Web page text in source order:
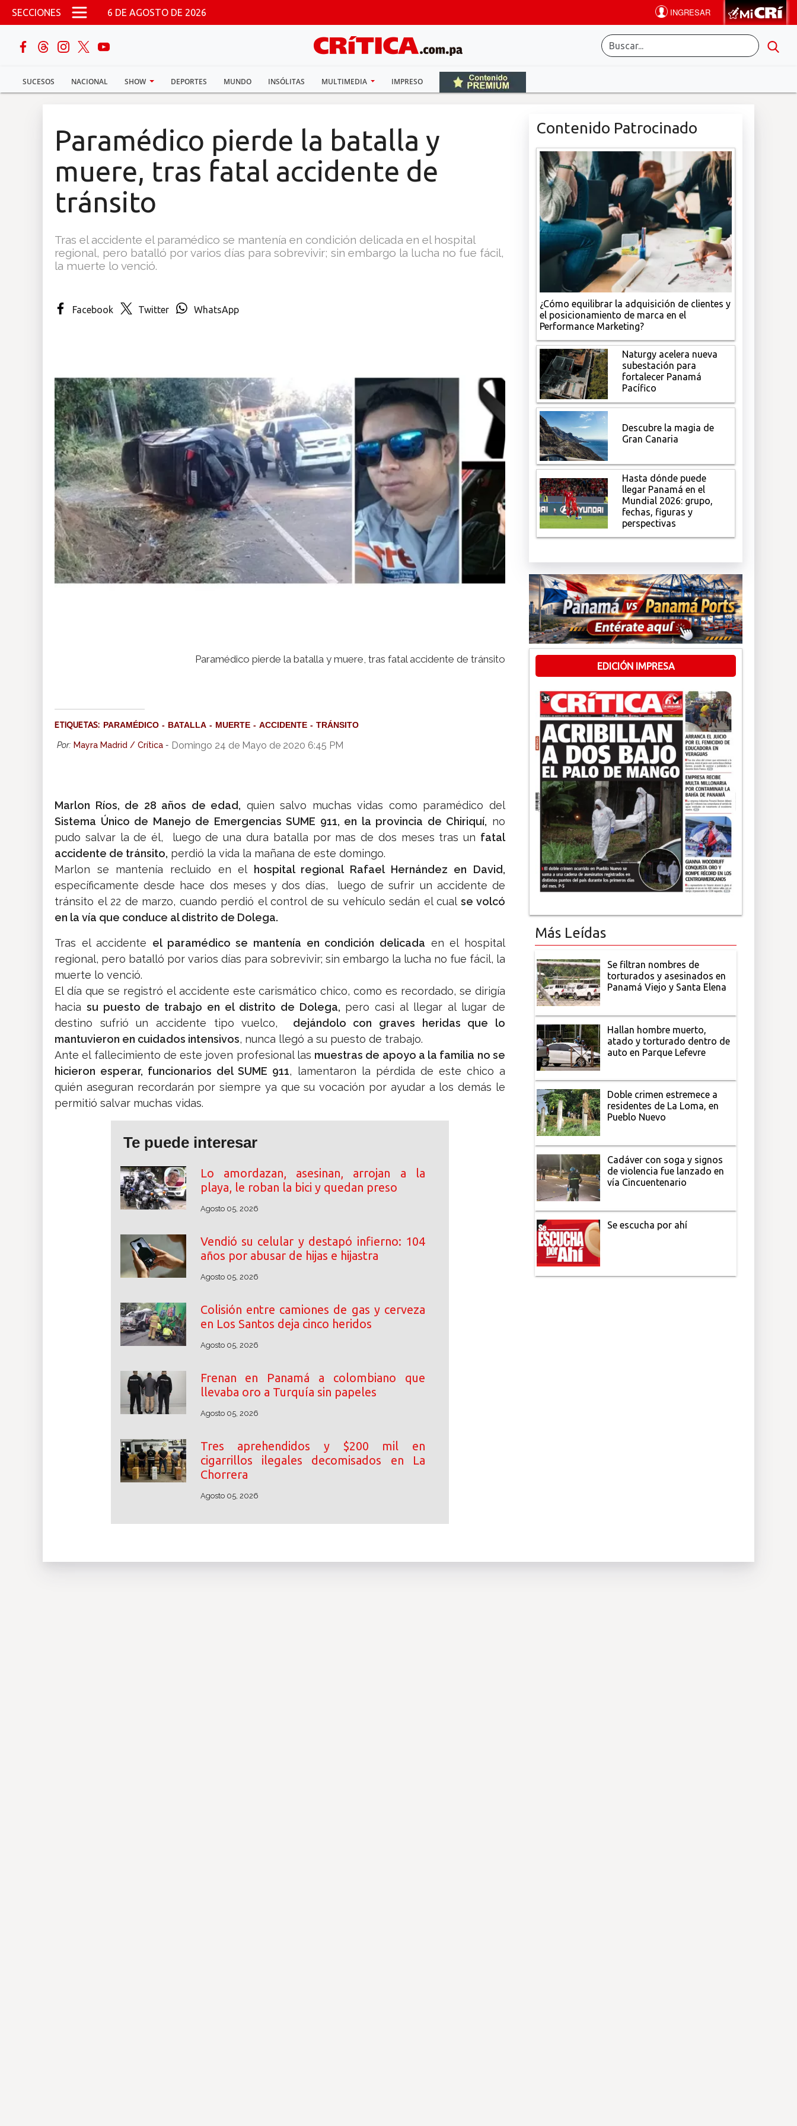
Pasar al contenido principal
SECCIONES 6 DE AGOSTO DE 2026
SUCESOS NACIONAL SHOW DEPORTES MUNDO INSÓLITAS MULTIMEDIA IMPRESO
buscar
Sucesos
Paramédico pierde la batalla y
muere, tras fatal accidente de
tránsito
Tras el accidente el paramédico se mantenía en condición delicada en el hospital
regional, pero batalló por varios días para sobrevivir; sin embargo la lucha no fue fácil,
la muerte lo venció.
Facebook Twitter WhatsApp
Paramédico pierde la batalla y muere, tras fatal accidente de tránsito
ETIQUETAS: PARAMÉDICO BATALLA MUERTE ACCIDENTE TRÁNSITO
Por: Mayra Madrid / Crítica - Domingo 24 de Mayo de 2020 6:45 PM
Marlon Ríos, de 28 años de edad, quien salvo muchas vidas como paramédico del
Sistema Único de Manejo de Emergencias SUME 911, en la provincia de Chiriquí, no
pudo salvar la de él, luego de una dura batalla por mas de dos meses tras un fatal
accidente de tránsito, perdió la vida la mañana de este domingo.
Marlon se mantenía recluido en elhospital regional Rafael Hernández en David,
específicamente desde hace dos meses y dos días, luego de sufrir un accidente de
tránsito el 22 de marzo, cuando perdió el control de su vehículo sedán el cual se volcó
en la vía que conduce al distrito de Dolega.
Tras el accidente el paramédico se mantenía en condición delicada en el hospital
regional, pero batalló por varios días para sobrevivir; sin embargo la lucha no fue fácil, la
muerte lo venció.
El día que se registró el accidente este carismático chico, como es recordado, se dirigía
hacia su puesto de trabajo en el distrito de Dolega, pero casi al llegar al lugar de
destino sufrió un accidente tipo vuelco, dejándolo con graves heridas que lo
mantuvieron en cuidados intensivos, nunca llegó a su puesto de trabajo.
Ante el fallecimiento de este joven profesional las muestras de apoyo a la familia no se
hicieron esperar, funcionarios del SUME 911, lamentaron la pérdida de este chico a
quién aseguran recordarán por siempre ya que su vocación por ayudar a los demás le
permitió salvar muchas vidas.
Te puede interesar
Lo amordazan, asesinan, arrojan a la
playa, le roban la bici y quedan preso
Agosto 05, 2026
Vendió su celular y destapó infierno: 104
años por abusar de hijas e hijastra
Agosto 05, 2026
Colisión entre camiones de gas y cerveza
en Los Santos deja cinco heridos
Agosto 05, 2026
Frenan en Panamá a colombiano que
llevaba oro a Turquía sin papeles
Agosto 05, 2026
Tres aprehendidos y $200 mil en
cigarrillos ilegales decomisados en La
Chorrera
Agosto 05, 2026
Contenido Patrocinado
¿Cómo equilibrar la adquisición de clientes y
el posicionamiento de marca en el
Performance Marketing?
Naturgy acelera nueva
subestación para
fortalecer Panamá
Pacífico
Descubre la magia de
Gran Canaria
Hasta dónde puede
llegar Panamá en el
Mundial 2026: grupo,
fechas, figuras y
perspectivas
EDICIÓN IMPRESA
Más Leídas
Se filtran nombres de
torturados y asesinados en
Panamá Viejo y Santa Elena
Hallan hombre muerto,
atado y torturado dentro de
auto en Parque Lefevre
Doble crimen estremece a
residentes de La Loma, en
Pueblo Nuevo
Cadáver con soga y signos
de violencia fue lanzado en
vía Cincuentenario
Se escucha por ahí